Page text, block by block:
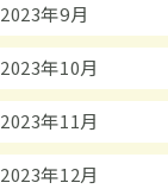
2023年9月
2023年10月
2023年11月
2023年12月